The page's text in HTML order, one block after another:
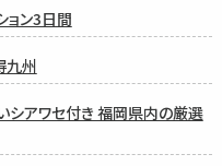
ョン3日間
九州
シアワセ付き 福岡県内の厳選